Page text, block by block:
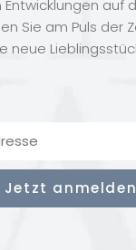
auf
Sie am Puls der
neue